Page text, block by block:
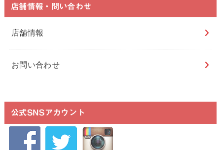
店舗情報・問い合わせ
店舗情報
お問い合わせ
公式SNSアカウント